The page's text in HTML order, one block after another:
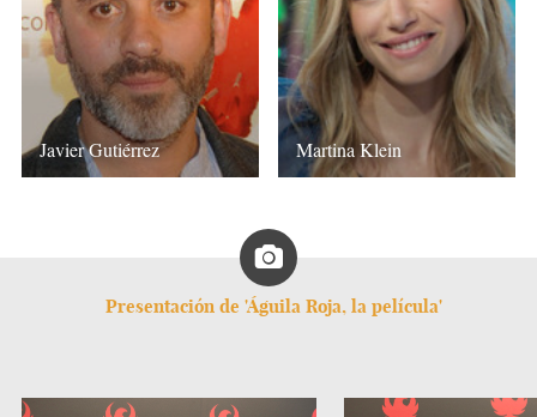
Javier Gutiérrez Martina Klein
Presentación de 'Águila Roja, la película'